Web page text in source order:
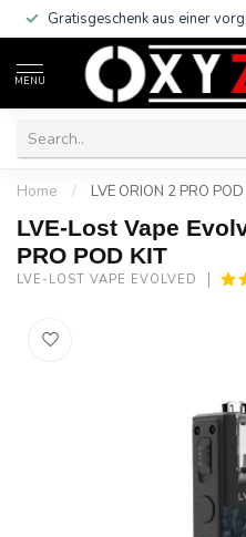
Gratisgeschenk aus einer
MENU
Home / LVE ORION 2 PRO
LVE-Lost Vape
PRO POD KIT
LVE-LOST VAPE EVOLVED